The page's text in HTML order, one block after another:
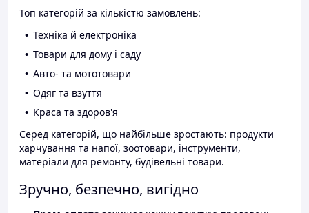
Топ категорій за кількістю замовлень:
Техніка й електроніка
Товари для дому і саду
Авто- та мототовари
Одяг та взуття
Краса та здоров'я
Серед категорій, що найбільше зростають: продукти
харчування та напої, зоотовари, інструменти,
матеріали для ремонту, будівельні товари.
Зручно, безпечно, вигідно